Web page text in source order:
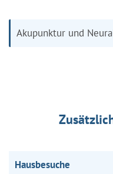
Akupunktur und
Hausbesuche